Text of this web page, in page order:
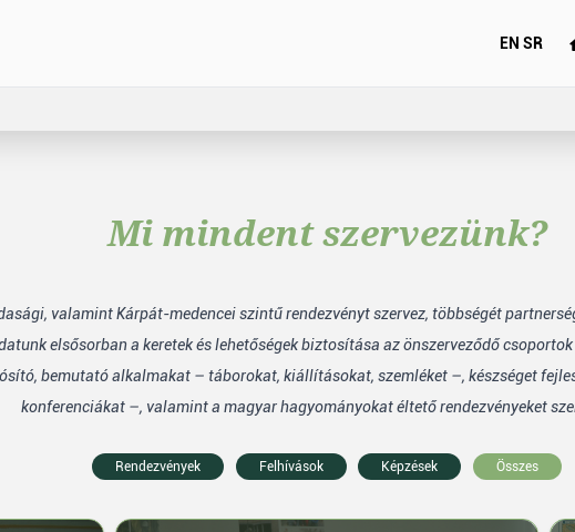
EN SR
Mi mindent szervezünk?
valamint Kárpát-medencei szintű rendezvényt szervez, többségét
elsősorban a keretek és lehetőségek biztosítása az önszerveződő
bemutató alkalmakat – táborokat, kiállításokat, szemléket –, készséget
konferenciákat –, valamint a magyar hagyományokat éltető rendezvényeket
Rendezvények Felhívások Képzések Összes